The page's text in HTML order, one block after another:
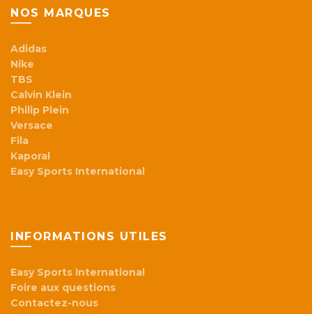
NOS MARQUES
Adidas
Nike
TBS
Calvin Klein
Philip Plein
Versace
Fila
Kaporal
Easy Sports International
INFORMATIONS UTILES
Easy Sports International
Foire aux questions
Contactez-nous